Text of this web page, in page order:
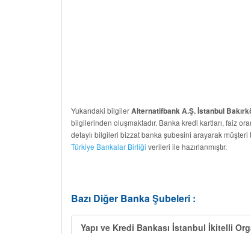
Yukarıdaki bilgilerAlternatifbank A.Ş. İstanbul
bilgilerinden oluşmaktadır. Banka kredi kartları, faiz
detaylı bilgileri bizzat banka şubesini arayarak
Türkiye Bankalar Birliği verileri ile hazırlanmıştır.
Bazı Diğer Banka Şubeleri :
Yapı ve Kredi Bankası İstanbul İkitelli